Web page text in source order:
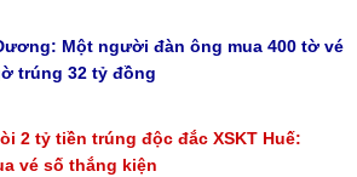
Một người đàn ông mua 400 tờ vé
trúng 32 tỷ đồng
2 tỷ tiền trúng độc đắc XSKT Huế:
vé số thắng kiện